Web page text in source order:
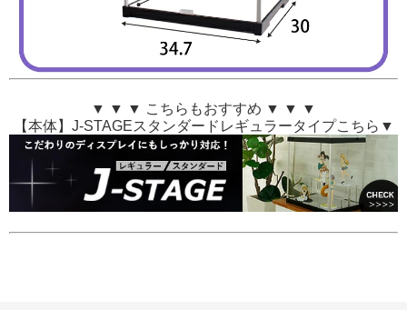
▼ ▼ ▼ こちらもおすすめ ▼ ▼ ▼
【本体】J-STAGEスタンダードレギュラータイプこちら▼